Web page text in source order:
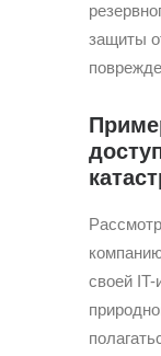
защиты
своей